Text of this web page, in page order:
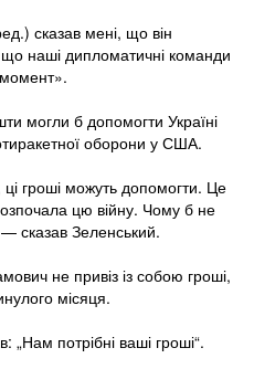
сказав мені, що він
що наші дипломатичні команди
могли б допомогти Україні
оборони у США.
гроші можуть допомогти. Це
цю війну. Чому б не
— сказав Зеленський.
не привіз із собою гроші,
місяця.
„Нам потрібні ваші гроші“.